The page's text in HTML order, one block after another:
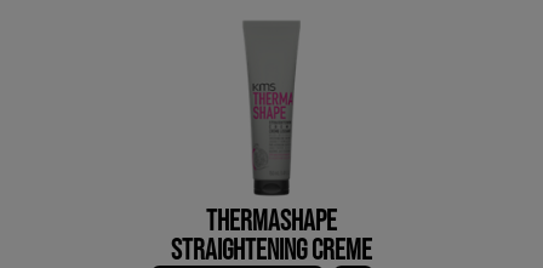
THERMASHAPE
STRAIGHTENING CREME